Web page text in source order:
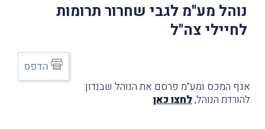
נוהל מע"מ לגבי שחרור תרומות
לחיילי צה"ל
אגף המכס ומע"מ פרסם את הנוהל שבנדון.
להורדת הנוהל,לחצו כאן.